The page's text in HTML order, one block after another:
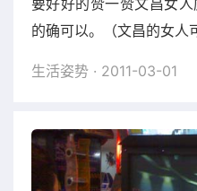
要好好的赞一赞文昌女
的确可以。（文昌的女人
生活姿势 · 2011-03-01